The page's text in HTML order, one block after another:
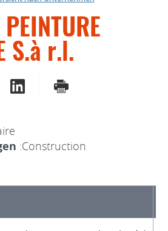
S.à r.l.
TWITTER TEILEN
AUF LINKEDIN TEILEN
DRUCKEN
:Construction